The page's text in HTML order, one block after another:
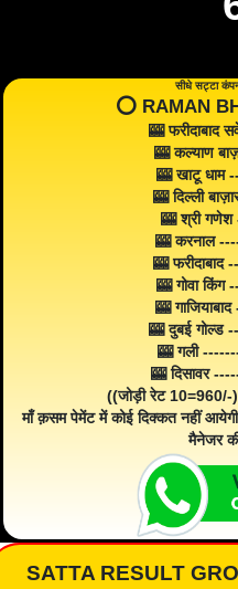
सीधे सट्टा
⭕️ RAMAN
🎰 फरीदाबाद
🎰 कल्याण
🎰 खाटू धाम
🎰 दिल्ली
🎰 श्री
🎰 करनाल
🎰
🎰 गोवा
🎰
🎰 दुबई गोल्ड
🎰 गली
🎰 दिसावर
((जोड़ी रेट
माँ क़सम पेमेंट में कोई दिक्कत नहीं
मैनेजर
SATTA RESULT